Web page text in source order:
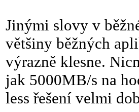
Jinými slovy v
většiny běžných
výrazně klesne.
jak 5000MB/s na
less řešení velmi